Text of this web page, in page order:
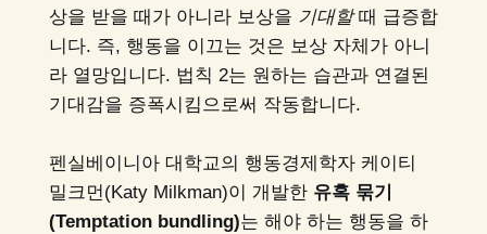
상을 받을 때가 아니라 보상을 기대할때 급증합
니다. 즉, 행동을 이끄는 것은 보상 자체가 아니
라 열망입니다. 법칙 2는 원하는 습관과 연결된
기대감을 증폭시킴으로써 작동합니다.
펜실베이니아 대학교의 행동경제학자 케이티
밀크먼(Katy Milkman)이 개발한 유혹 묶기
(Temptation bundling)는 해야 하는 행동을 하